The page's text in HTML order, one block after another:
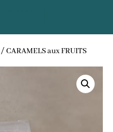
/ CARAMELS aux FRUITS